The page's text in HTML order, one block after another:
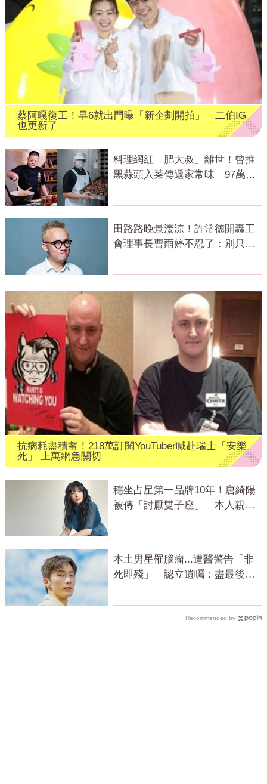
蔡阿嘎復工！早6就出門曝「新企劃開拍」 二伯IG
也更新了
料理網紅「肥大叔」離世！曾推
黑蒜頭入菜傳遞家常味 97萬粉
田路路晚景淒涼！許常德開轟工
會理事長曹雨婷不忍了：別只包
抗病耗盡積蓄！218萬訂閱YouTuber喊赴瑞士「安樂
死」 上萬網急關切
穩坐占星第一品牌10年！唐綺陽
被傳「討厭雙子座」 本人親揭
本土男星罹腦瘤...遭醫警告「非
死即殘」 認立遺囑：盡最後心
Recommended by